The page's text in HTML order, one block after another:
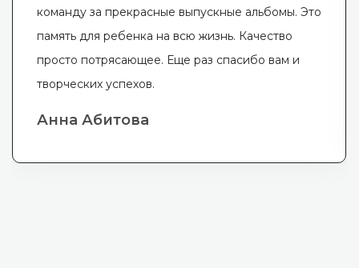
команду за прекрасные выпускные альбомы. Это
память для ребенка на всю жизнь. Качество
просто потрясающее. Еще раз спасибо вам и
творческих успехов.
Анна Абитова